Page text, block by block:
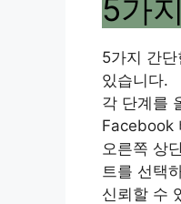
5가
5가지 간
있습니다.
각 단계를
Facebook
오른쪽 상
트를 선택
신뢰할 수